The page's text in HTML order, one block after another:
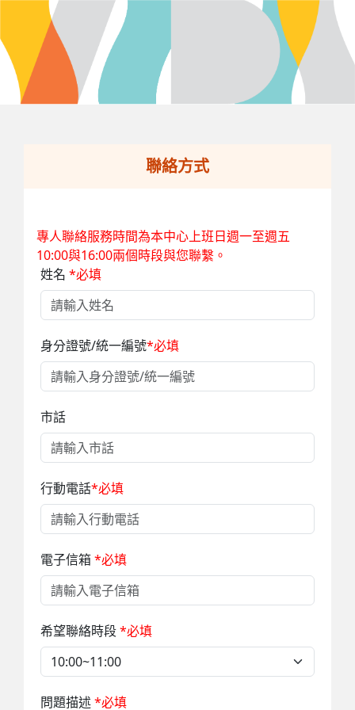
聯絡方式
專人聯絡服務時間為本中心上班日週一至週五
10:00與16:00兩個時段與您聯繫。
姓名 *必填
身分證號/統一編號*必填
市話
行動電話*必填
電子信箱*必填
希望聯絡時段*必填
問題描述*必填